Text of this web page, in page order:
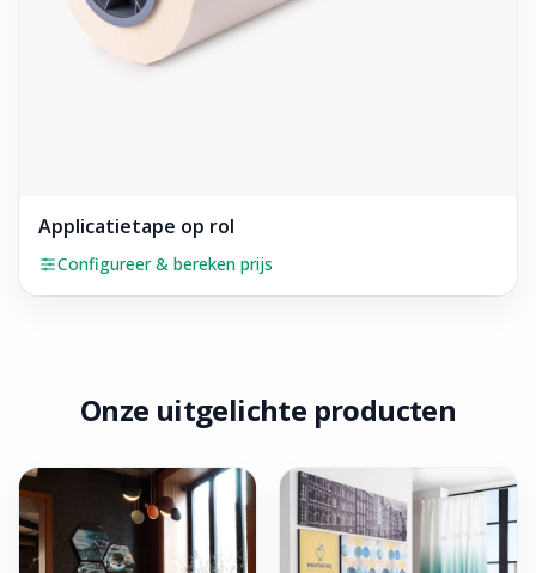
Applicatietape op rol
Configureer & bereken prijs
Onze uitgelichte producten